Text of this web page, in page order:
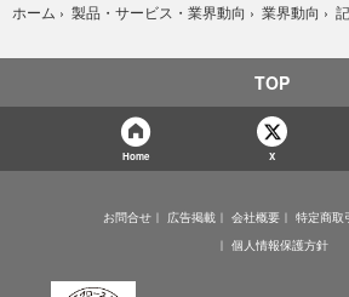
ホーム › 製品・サービス・業界動向 › 業界動向 ›
TOP
Home X
お問合せ 広告掲載 会社概要
特定商取
個人情報保護方針